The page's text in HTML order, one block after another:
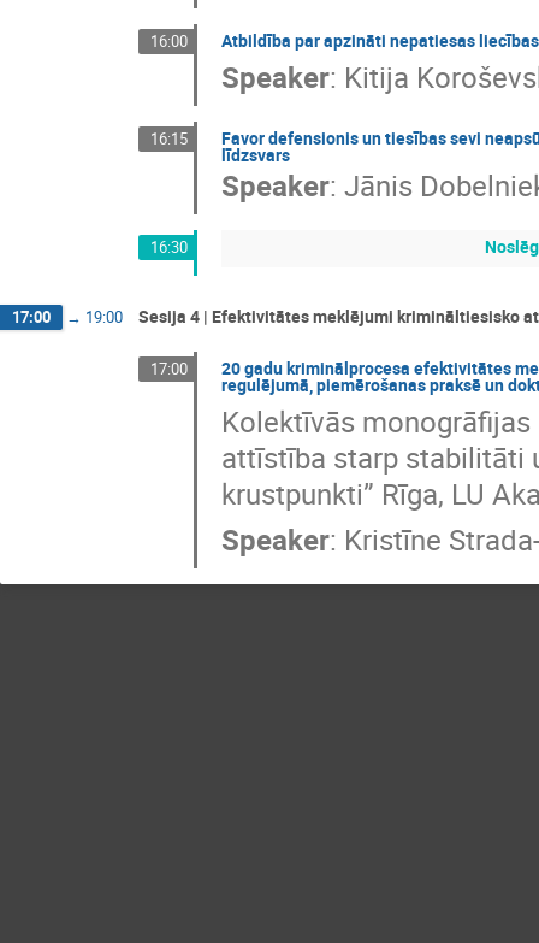
16:00 Atbildība par apzināti nepatiesas
Speaker: Kitija
16:15 Favor defensionis un tiesības sevi
līdzsvars
Speaker: Jānis
16:30
17:00 → 19:00 Sesija 4 | Efektivitātes meklējumi krimināltiesisko
17:00 20 gadu kriminālprocesa efektivitātes
regulējumā, piemērošanas praksē un
Kolektīvās
attīstība starp stabilitāti
krustpunkti” Rīga, LU
Speaker: Kristīne